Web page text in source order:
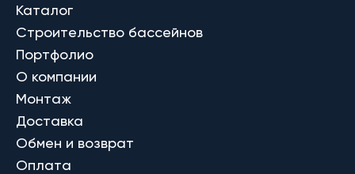
Каталог
Строительство бассейнов
Портфолио
О компании
Монтаж
Доставка
Обмен и возврат
Оплата